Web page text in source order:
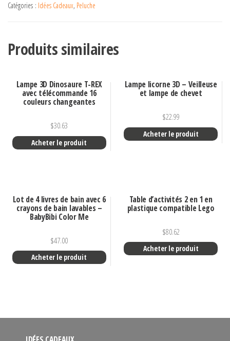
Catégories : Idées Cadeaux, Peluche
Produits similaires
Lampe 3D Dinosaure T-REX
avec télécommande 16
couleurs changeantes
$30.63
Acheter le produit
Lampe licorne 3D – Veilleuse
et lampe de chevet
$22.99
Acheter le produit
Lot de 4 livres de bain avec 6
crayons de bain lavables –
BabyBibi Color Me
$47.00
Acheter le produit
Table d’activités 2 en 1 en
plastique compatible Lego
$80.62
Acheter le produit